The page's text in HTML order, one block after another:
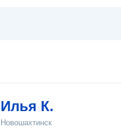
Илья К.
Новошахтинск